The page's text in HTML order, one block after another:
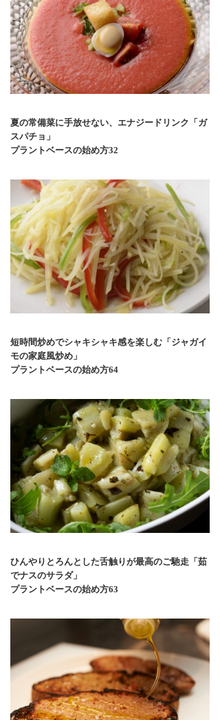
夏の常備菜に手放せない、エナジードリンク「ガ
スパチョ」
プラントベースの始め方32
短時間炒めでシャキシャキ感を楽しむ「ジャガイ
モの家庭風炒め」
プラントベースの始め方64
ひんやりとろんとした舌触りが最高のご馳走「茹
でナスのサラダ」
プラントベースの始め方63